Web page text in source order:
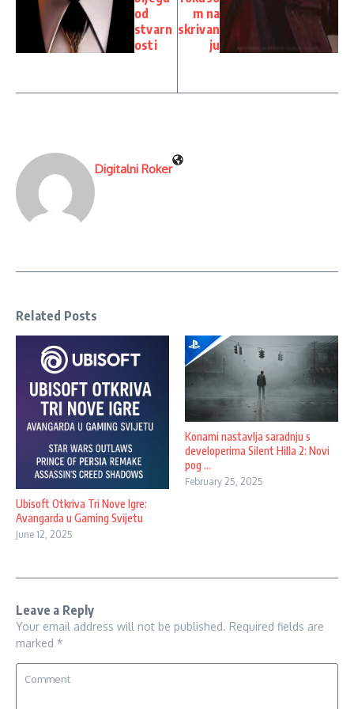
od
stvarn
osti
m na
skrivan
ju
Digitalni Roker
Related Posts
Ubisoft Otkriva Tri Nove Igre:
Avangarda u Gaming Svijetu
June 12, 2025
Konami nastavlja saradnju s
developerima Silent Hilla 2: Novi
pog ...
February 25, 2025
Leave a Reply
Your email address will not be published. Required fields are
marked *